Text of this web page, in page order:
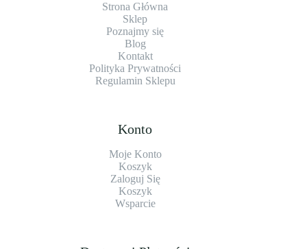
Strona Główna
Sklep
Poznajmy się
Blog
Kontakt
Polityka Prywatności
Regulamin Sklepu
Konto
Moje Konto
Koszyk
Zaloguj Się
Koszyk
Wsparcie